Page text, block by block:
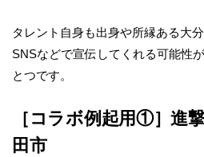
タレント自身も出身や所縁ある大
SNSなどで宣伝してくれる可能性
とつです。
［コラボ例起用①］進
田市